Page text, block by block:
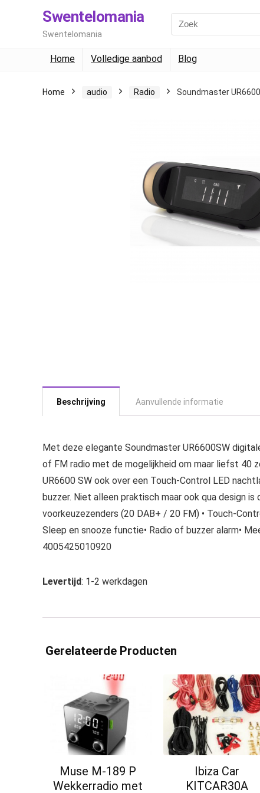
Swentelomania
Swentelomania
Home Volledige aanbod Blog
Home audio Radio Soundmaster
Beschrijving Aanvullende informatie
Met deze elegante Soundmaster UR6600SW
of FM radio met de mogelijkheid om maar liefst 40
UR6600 SW ook over een Touch-Control LED
buzzer. Niet alleen praktisch maar ook qua design
voorkeuzezenders (20 DAB+ / 20 FM) • Touch-
Sleep en snooze functie• Radio of buzzer alarm•
4005425010920
Levertijd: 1-2 werkdagen
Gerelateerde Producten
Muse M-189 P
Wekkerradio met
Ibiza Car
KITCAR30A